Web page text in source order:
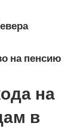
на пенсию
на
в